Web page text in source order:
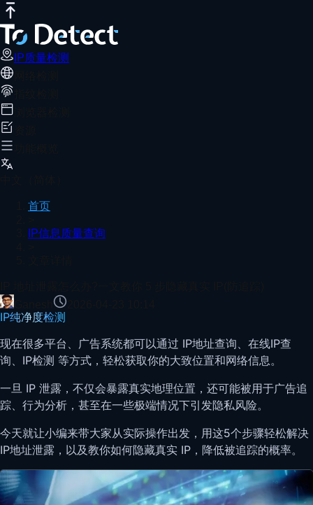
IP质量检测
IP 地址泄露怎么办?一文教你 5 步隐藏真
通过IP隐藏、WebRTC关闭、DNS加密等方法，配合
首页
推荐阅读
IP质量检测
首页
IP信息质量查询
IP纯净度检测
现在很多平台、广告系统都可以通过 IP地址查询、在线IP查
询、IP检测 等方式，轻松获取你的大致位置和网络信息。
一旦 IP 泄露，不仅会暴露真实地理位置，还可能被用于广告追
踪、行为分析，甚至在一些极端情况下引发隐私风险。
今天就让小编来带大家从实际操作出发，用这5个步骤轻松解决
IP地址泄露，以及教你如何隐藏真实 IP，降低被追踪的概率。